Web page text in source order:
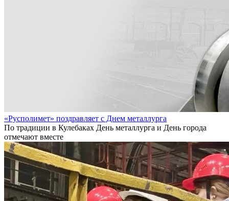
«Русполимет» поздравляет с Днем металлурга
По традиции в Кулебаках День металлурга и День города
отмечают вместе